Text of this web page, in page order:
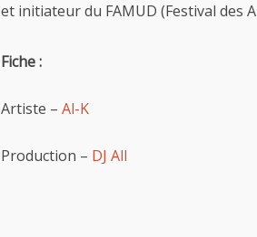
et initiateur du FAMUD (Festival des
Fiche :
Artiste – Al-K
Production – DJ All